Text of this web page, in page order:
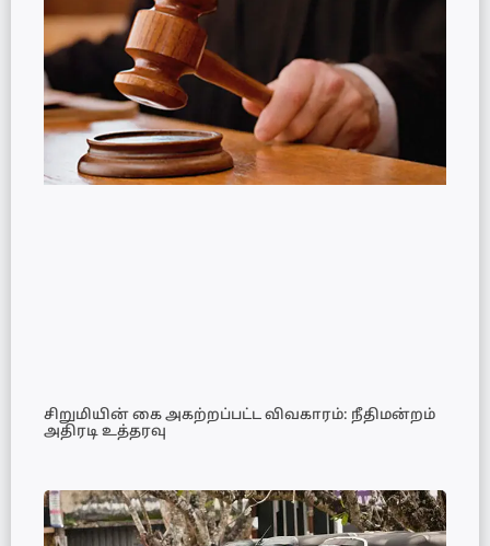
சிறுமியின் கை அகற்றப்பட்ட விவகாரம்: நீதிமன்றம்
அதிரடி உத்தரவு